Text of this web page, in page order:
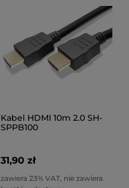
Kabel HDMI 10m 2.0 SH-
SPPB100
31,90 zł
zawiera 23% VAT, nie zawiera